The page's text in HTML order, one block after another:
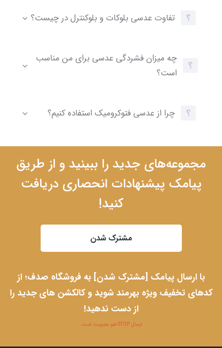
تفاوت عدسی بلوکات و بلوکنترل در چیست؟
چه میزان فشردگی عدسی برای من مناسب
است؟
چرا از عدسی فتوکرومیک استفاده کنیم؟
مجموعه‌های جدید را ببینید و از طریق
پیامک پیشنهادات انحصاری دریافت
کنید!
مشترک شدن
با ارسال پیامک [مشترک شدن] به فروشگاه صدف؛ از
کدهای تخفیف ویژه بهرمند شوید و کالکشن های جدید را
از دست ندهید!
ارسال STOP لغو عضویت است.